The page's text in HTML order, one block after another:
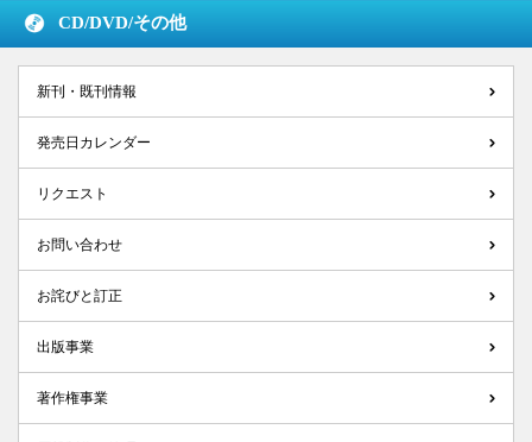
CD/DVD/その他
新刊・既刊情報
発売日カレンダー
リクエスト
お問い合わせ
お詫びと訂正
出版事業
著作権事業